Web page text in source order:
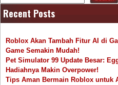
Recent Posts
Roblox Akan Tambah Fitur AI di
Game Semakin Mudah!
Pet Simulator 99 Update Besar:
Hadiahnya Makin Overpower!
Tips Aman Bermain Roblox untuk